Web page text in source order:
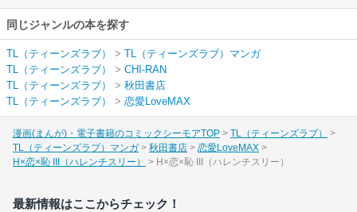
同じジャンルの本を探す
TL（ティーンズラブ） > TL（ティーンズラブ）マンガ
TL（ティーンズラブ）
> CHI-RAN
TL（ティーンズラブ）
> 秋田書店
TL（ティーンズラブ）
> 恋愛LoveMAX
漫画(まんが)・電子書籍のコミックシーモアTOP
TL（ティーンズラブ）
TL（ティーンズラブ）マンガ
秋田書店
恋愛LoveMAX
H×恋×恥 III（ハレンチスリー）
H×恋×恥 III（ハレンチスリー）
最新情報はここからチェック！